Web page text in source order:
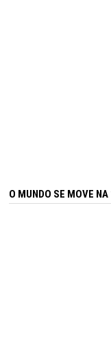
O MUNDO SE MOVE